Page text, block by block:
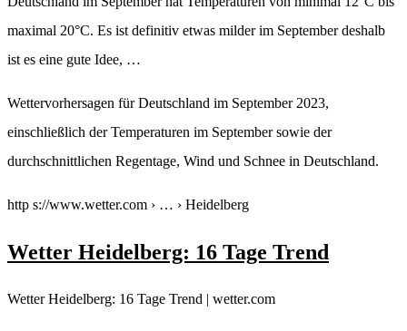
maximal 20°C. Es ist definitiv etwas milder im September deshalb
ist es eine gute Idee, …
Wettervorhersagen für Deutschland im September 2023,
einschließlich der Temperaturen im September sowie der
durchschnittlichen Regentage, Wind und Schnee in Deutschland.
http s://www.wetter.com › … › Heidelberg
Wetter Heidelberg: 16 Tage Trend
Wetter Heidelberg: 16 Tage Trend | wetter.com